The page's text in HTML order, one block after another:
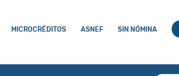
MICROCRÉDITOS ASNEF SIN NÓMINA